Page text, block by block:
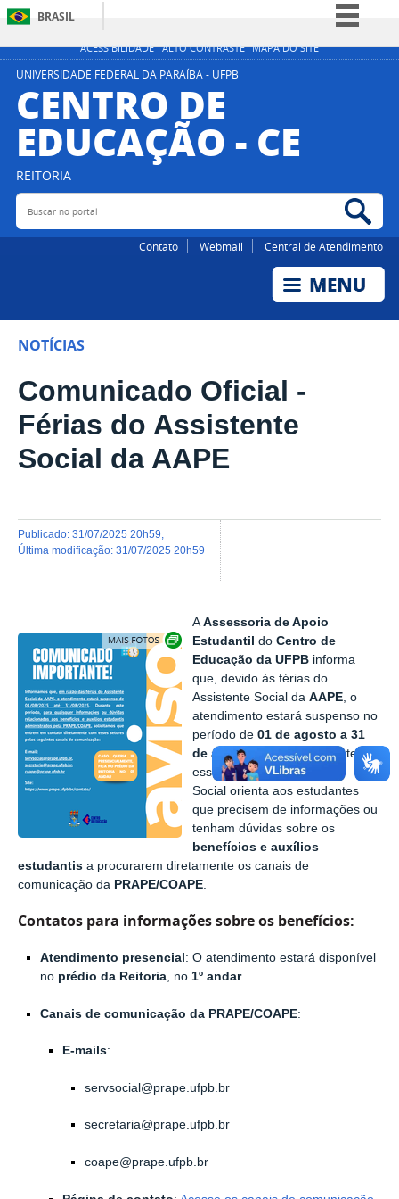
ACESSIBILIDADE ALTO CONTRASTE MAPA DO SITE
BRASIL
Simplifique!
Acesso à informação
Legislação
UNIVERSIDADE FEDERAL DA PARAÍBA - UFPB
CENTRO DE
EDUCAÇÃO - CE
REITORIA
Buscar no portal
Contato Webmail Central de Atendimento
NOTÍCIAS
Comunicado Oficial -
Férias do Assistente
Social da AAPE
publicado: 31/07/2025 20h59
última modificação: 31/07/2025 20h59
Exibir carrossel de imagens
AAssessoria de Apoio
Estudantil doCentro de
Educação da UFPB informa
que, devido às férias do
Assistente Social daAAPE , o
atendimento estará suspenso no
período de01 de agosto a 31
de agosto de 2025. Durante
esse intervalo, o Assistente
Social orienta aos estudantes
que precisem de informações ou
tenham dúvidas sobre os
benefícios e auxílios
estudantis a procurarem diretamente os canais de
comunicação da PRAPE/COAPE
Contatos para informações sobre os benefícios:
Atendimento presencial : O atendimento estará disponível
no prédio da Reitoria, no 1º andar.
Canais de comunicação da PRAPE/COAPE:
E-mails:
servsocial@prape.ufpb.br
secretaria@prape.ufpb.br
coape@prape.ufpb.br